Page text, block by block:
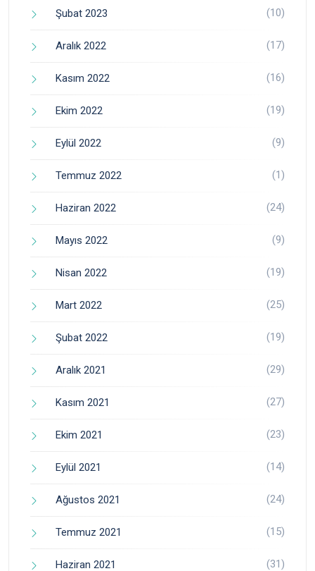
Şubat 2023 (10)
Aralık 2022 (17)
Kasım 2022 (16)
Ekim 2022 (19)
Eylül 2022 (9)
Temmuz 2022 (1)
Haziran 2022 (24)
Mayıs 2022 (9)
Nisan 2022 (19)
Mart 2022 (25)
Şubat 2022 (19)
Aralık 2021 (29)
Kasım 2021 (27)
Ekim 2021 (23)
Eylül 2021 (14)
Ağustos 2021 (24)
Temmuz 2021 (15)
Haziran 2021 (31)